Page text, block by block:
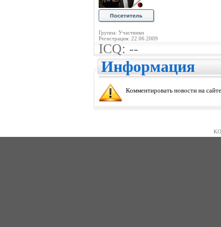
Группа: Участники
Регистрация: 22.06.2009
ICQ: --
Информация
Комментировать новости на